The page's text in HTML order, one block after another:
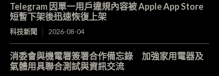
Telegram 因單一用戶違規內容被 Apple App Store
短暫下架後迅速恢復上架
科技新聞 2026-08-04
消委會與機電署簽署合作備忘錄 加強家用電器及
氣體用具聯合測試與資訊交流